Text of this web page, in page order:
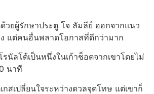
วยผู้รักษาประตู โจ ลัมลีย์ ออกจากแนว
แต่คนอื่นพลาดโอกาสที่ดีกว่ามาก
นัลโด้เป็นหนึ่งในเก้าช็อตจากเขาโดยไม่
นาที
กสเปลี่ยนใจระหว่างดวลจุดโทษ แต่เขาก็